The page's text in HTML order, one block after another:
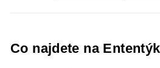
Co najdete na